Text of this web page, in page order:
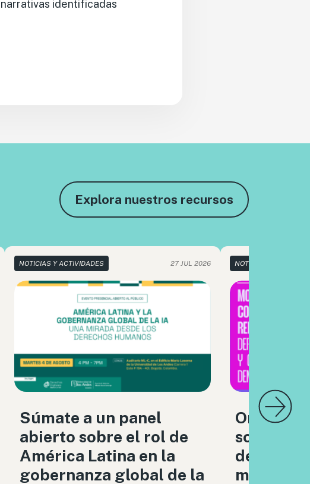
identificadas
Explora nuestros recursos
NOTICIAS Y ACTIVIDADES 27 JUL 2026
Súmate a un panel
abierto sobre el rol de
América Latina en la
gobernanza global de la
NOTICIAS Y
sociedad